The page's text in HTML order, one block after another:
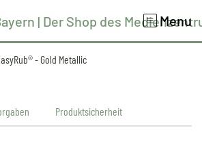
Menu
- Gold Metallic
Produktsicherheit